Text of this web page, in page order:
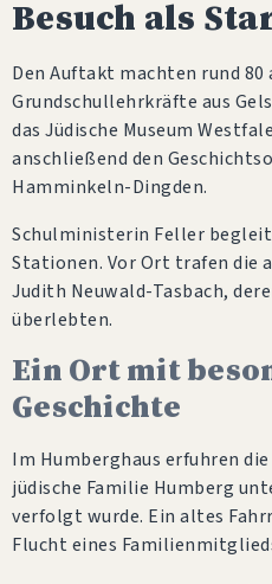
Besuch als
Den Auftakt machten rund 80
Grundschullehrkräfte aus
das Jüdische Museum
anschließend den
Hamminkeln-Dingden.
Schulministerin Feller
Stationen. Vor Ort trafen die
Judith Neuwald-Tasbach,
überlebten.
Ein Ort mit
Geschichte
Im Humberghaus erfuhren
jüdische Familie Humberg
verfolgt wurde. Ein altes
Flucht eines